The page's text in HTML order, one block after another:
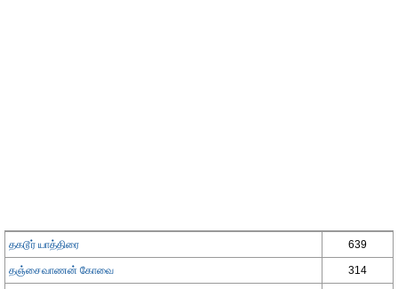
தகடூர் யாத்திரை 639
தஞ்சைவாணன் கோவை 314